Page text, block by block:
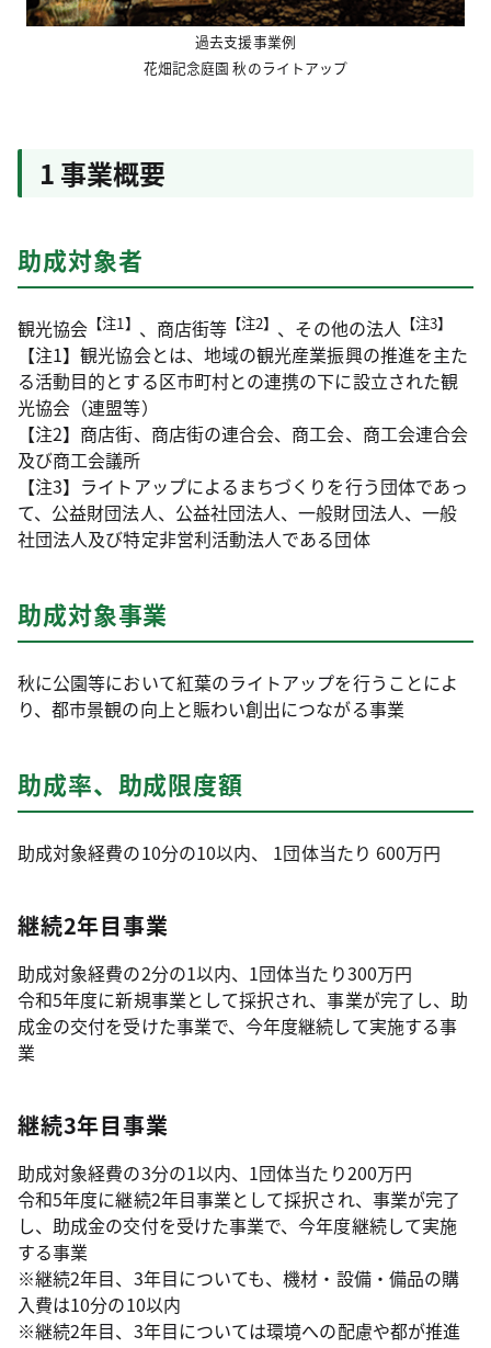
過去支援事業例
花畑記念庭園 秋のライトアップ
1 事業概要
助成対象者
観光協会 【注1】 、商店街等 【注2】 、その他の法人 【注3】
【注1】観光協会とは、地域の観光産業振興の推進を主た
る活動目的とする区市町村との連携の下に設立された観
光協会（連盟等）
【注2】商店街、商店街の連合会、商工会、商工会連合会
及び商工会議所
【注3】ライトアップによるまちづくりを行う団体であっ
て、公益財団法人、公益社団法人、一般財団法人、一般
社団法人及び特定非営利活動法人である団体
助成対象事業
秋に公園等において紅葉のライトアップを行うことによ
り、都市景観の向上と賑わい創出につながる事業
助成率、助成限度額
助成対象経費の10分の10以内、 1団体当たり 600万円
継続2年目事業
助成対象経費の2分の1以内、1団体当たり300万円
令和5年度に新規事業として採択され、事業が完了し、助
成金の交付を受けた事業で、今年度継続して実施する事
業
継続3年目事業
助成対象経費の3分の1以内、1団体当たり200万円
令和5年度に継続2年目事業として採択され、事業が完了
し、助成金の交付を受けた事業で、今年度継続して実施
する事業
※継続2年目、3年目についても、機材・設備・備品の購
入費は10分の10以内
※継続2年目、3年目については環境への配慮や都が推進